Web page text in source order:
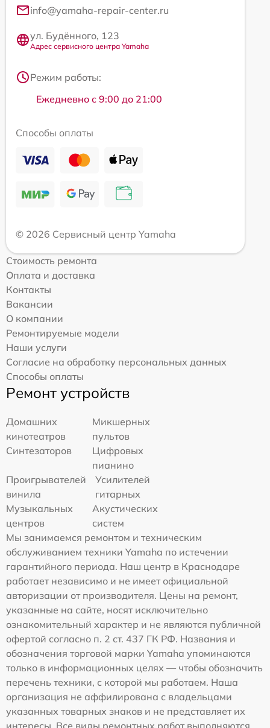
info@yamaha-repair-center.ru
ул. Будённого, 123
Адрес сервисного центра Yamaha
Режим работы:
Ежедневно с 9:00 до 21:00
Способы оплаты
© 2026 Сервисный центр Yamaha
Стоимость ремонта
Оплата и доставка
Контакты
Вакансии
О компании
Ремонтируемые модели
Наши услуги
Согласие на обработку персональных данных
Способы оплаты
Ремонт устройств
Домашних
кинотеатров
Микшерных
пультов
Синтезаторов
Цифровых
пианино
Проигрывателей
винила
Усилителей
гитарных
Музыкальных
центров
Акустических
систем
Мы занимаемся ремонтом и техническим
обслуживанием техники Yamaha по истечении
гарантийного периода. Наш центр в Краснодаре
работает независимо и не имеет официальной
авторизации от производителя. Цены на ремонт,
указанные на сайте, носят исключительно
ознакомительный характер и не являются публичной
офертой согласно п. 2 ст. 437 ГК РФ. Названия и
обозначения торговой марки Yamaha упоминаются
только в информационных целях — чтобы обозначить
перечень техники, с которой мы работаем. Наша
организация не аффилирована с владельцами
указанных товарных знаков и не представляет их
интересы. Все виды ремонтных работ выполняются